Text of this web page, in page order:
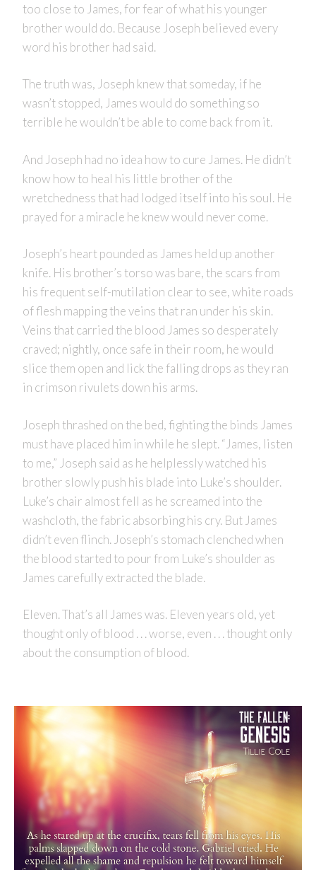
too close to James, for fear of what his younger
brother would do. Because Joseph believed every
word his brother had said.
The truth was, Joseph knew that someday, if he
wasn’t stopped, James would do something so
terrible he wouldn’t be able to come back from it.
And Joseph had no idea how to cure James. He didn’t
know how to heal his little brother of the
wretchedness that had lodged itself into his soul. He
prayed for a miracle he knew would never come.
Joseph’s heart pounded as James held up another
knife. His brother’s torso was bare, the scars from
his frequent self-mutilation clear to see, white roads
of flesh mapping the veins that ran under his skin.
Veins that carried the blood James so desperately
craved; nightly, once safe in their room, he would
slice them open and lick the falling drops as they ran
in crimson rivulets down his arms.
Joseph thrashed on the bed, fighting the binds James
must have placed him in while he slept. “James, listen
to me,” Joseph said as he helplessly watched his
brother slowly push his blade into Luke’s shoulder.
Luke’s chair almost fell as he screamed into the
washcloth, the fabric absorbing his cry. But James
didn’t even flinch. Joseph’s stomach clenched when
the blood started to pour from Luke’s shoulder as
James carefully extracted the blade.
Eleven. That’s all James was. Eleven years old, yet
thought only of blood . . . worse, even . . . thought only
about the consumption of blood.